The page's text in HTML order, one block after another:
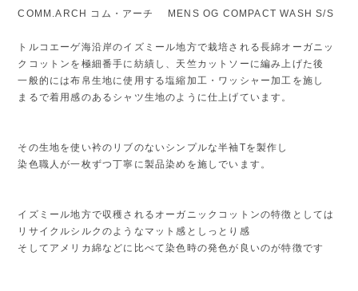
COMM.ARCH コム・アーチ MENS OG COMPACT WASH S/S
トルコエーゲ海沿岸のイズミール地方で栽培される長綿オーガニッ
クコットンを極細番手に紡績し、天竺カットソーに編み上げた後
一般的には布帛生地に使用する塩縮加工・ワッシャー加工を施し
まるで着用感のあるシャツ生地のように仕上げています。
その生地を使い衿のリブのないシンプルな半袖Tを製作し
染色職人が一枚ずつ丁寧に製品染めを施しでいます。
イズミール地方で収穫されるオーガニックコットンの特徴としては
リサイクルシルクのようなマット感としっとり感
そしてアメリカ綿などに比べて染色時の発色が良いのが特徴です